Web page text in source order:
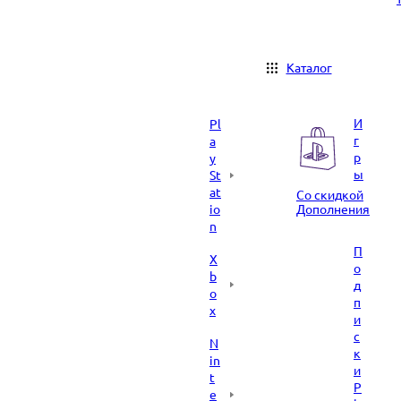
Каталог
Pl
a
y
St
at
io
n
X
b
o
x
N
in
t
e
И
г
р
ы
Со скидкой
Дополнения
П
о
д
п
и
с
к
и
P